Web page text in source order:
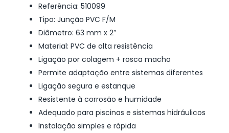
Referência: 510099
Tipo: Junção PVC F/M
Diâmetro: 63 mm x 2″
Material: PVC de alta resistência
Ligação por colagem + rosca macho
Permite adaptação entre sistemas diferentes
Ligação segura e estanque
Resistente à corrosão e humidade
Adequado para piscinas e sistemas hidráulicos
Instalação simples e rápida